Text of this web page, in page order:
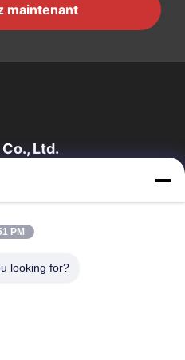
maintenant
Ltd.
À Propos De Nous
Contrôle De La Qualité
PM
looking for?